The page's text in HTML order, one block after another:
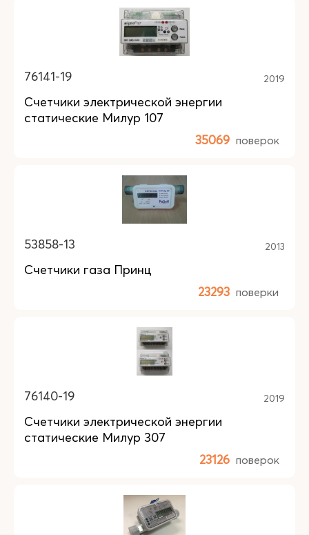
76141-19 2019
Счетчики электрической энергии
статические Милур 107
35069 поверок
53858-13 2013
Счетчики газа Принц
23293 поверки
76140-19 2019
Счетчики электрической энергии
статические Милур 307
23126 поверок